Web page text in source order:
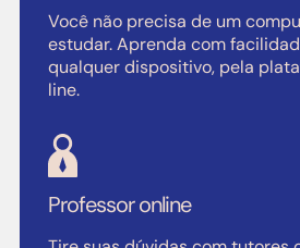
Você não precisa de um
estudar. Aprenda com
qualquer dispositivo, pela
line.
Professor online